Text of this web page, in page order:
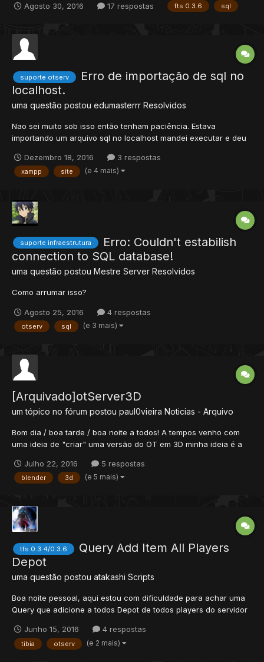
por ter Adm no nick, não consigo nem dar ban de imediato,
Agosto 30, 2016 17 respostas fts 0.3.6 sql
suporte otserv
Erro de importação de sql no
localhost.
uma questão postou edumasterrr Resolvidos
Nao sei muito sob isso então tenham paciência. Estava
importando um arquivo sql no localhost mandei executar e deu
-------------------------------------------------------- -- --
Estrutura da tabela `accounts` -- CREATE T...
Dezembro 18, 2016 3 respostas
xampp site (e 4 mais)
suporte infraestrutura
Erro: Couldn't estabilish
connection to SQL database!
uma questão postou Mestre Server Resolvidos
Como arrumar isso?
Agosto 25, 2016 4 respostas
otserv sql (e 3 mais)
[Arquivado]otServer3D
um tópico no fórum postou paul0vieira Noticias - Arquivo
Bom dia / boa tarde / boa noite a todos! A tempos venho com
uma ideia de "criar" uma versão do OT em 3D minha ideia é a
PC mas algo diferente do que estamos acostumados, saindo da
quase isometria do Tibia mas mantendo a premissa de...
Julho 22, 2016 5 respostas
blender 3d (e 5 mais)
tfs 0.3.4/0.3.6
Query Add Item All Players
Depot
uma questão postou atakashi Scripts
Boa noite pessoal, aqui estou com dificuldade para achar uma
Query que adicione a todos Depot de todos players do servidor
query para add a todos do servidor na tabela Player_depotitems.
Junho 15, 2016 4 respostas
tibia otserv (e 2 mais)